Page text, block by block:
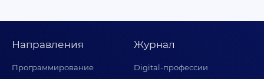
Направления
Программирование
Журнал
Digital-профессии